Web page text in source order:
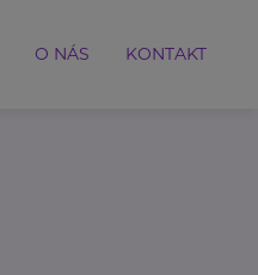
O NÁS KONTAKT